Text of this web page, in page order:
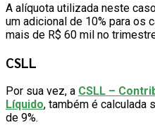
A alíquota utilizada neste
um adicional de 10% para os
mais de R$ 60 mil no
CSLL
Por sua vez, a CSLL –
Líquido, também é calculada
de 9%.